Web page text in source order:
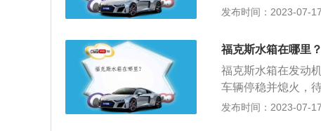
添加量：福克斯玻
在寒冷天气下结冰
分为3大类，一类
除撞在风挡玻璃上
效果。第二类专为
依旧不会结冰冻坏
发布时间：2023-07-
福克斯水箱在哪里？
福克斯水箱在发动
车辆停稳并熄火，
启动发动机，直至
发布时间：2023-07-